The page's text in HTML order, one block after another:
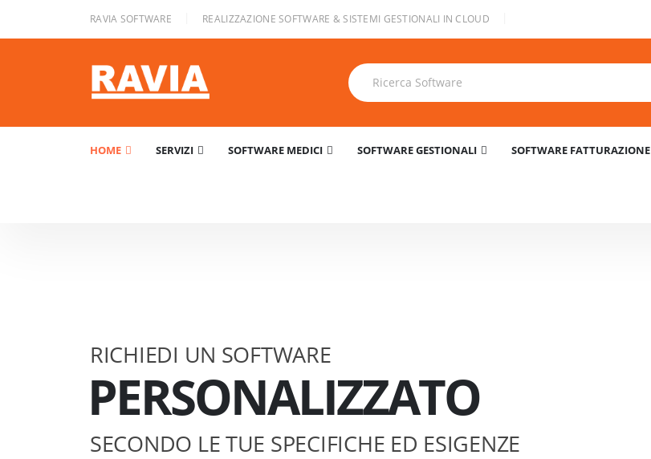
RAVIA SOFTWARE REALIZZAZIONE SOFTWARE & SISTEMI GESTIONALI IN CLOUD
HOME SERVIZI SOFTWARE MEDICI SOFTWARE GESTIONALI SOFTWARE FATTURAZIONE
RICHIEDI UN SOFTWARE
PERSONALIZZATO
SECONDO LE TUE SPECIFICHE ED ESIGENZE